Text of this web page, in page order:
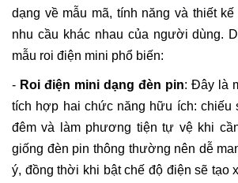
dạng về mẫu mã, tính năng và thiết
nhu cầu khác nhau của người dùng.
mẫu roi điện mini phổ biến:
- Roi điện mini dạng đèn pin: Đây là
tích hợp hai chức năng hữu ích: chiếu
đêm và làm phương tiện tự vệ khi
giống đèn pin thông thường nên dễ
ý, đồng thời khi bật chế độ điện sẽ tạo